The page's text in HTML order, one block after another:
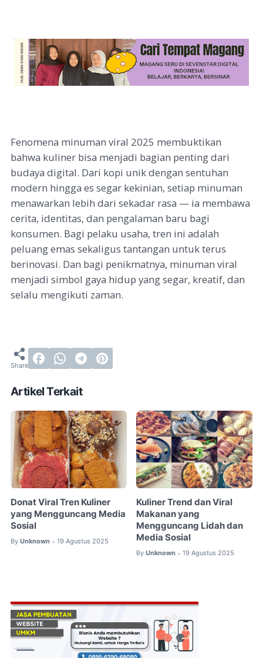
Fenomena minuman viral 2025 membuktikan
bahwa kuliner bisa menjadi bagian penting dari
budaya digital. Dari kopi unik dengan sentuhan
modern hingga es segar kekinian, setiap minuman
menawarkan lebih dari sekadar rasa — ia membawa
cerita, identitas, dan pengalaman baru bagi
konsumen. Bagi pelaku usaha, tren ini adalah
peluang emas sekaligus tantangan untuk terus
berinovasi. Dan bagi penikmatnya, minuman viral
menjadi simbol gaya hidup yang segar, kreatif, dan
selalu mengikuti zaman.
Artikel Terkait
Donat Viral Tren Kuliner
yang Mengguncang Media
Sosial
By Unknown • 19 Agustus 2025
Kuliner Trend dan Viral
Makanan yang
Mengguncang Lidah dan
Media Sosial
By Unknown • 19 Agustus 2025